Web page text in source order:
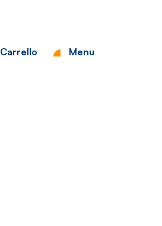
Carrello Menu